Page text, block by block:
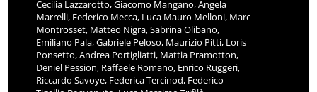
Cecilia Lazzarotto, Giacomo Mangano, Angela
Marrelli, Federico Mecca, Luca Mauro Melloni, Marc
Montrosset, Matteo Nigra, Sabrina Olibano,
Emiliano Pala, Gabriele Peloso, Maurizio Pitti, Loris
Ponsetto, Andrea Portigliatti, Mattia Pramotton,
Deniel Pession, Raffaele Romano, Enrico Ruggeri,
Riccardo Savoye, Federica Tercinod, Federico